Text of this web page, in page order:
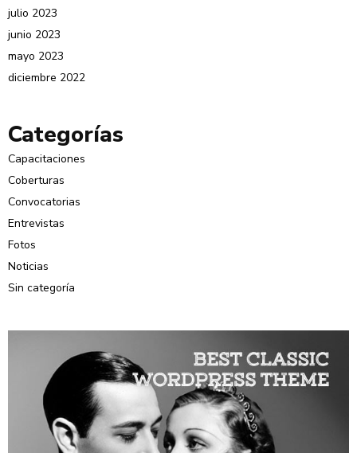
julio 2023
junio 2023
mayo 2023
diciembre 2022
Categorías
Capacitaciones
Coberturas
Convocatorias
Entrevistas
Fotos
Noticias
Sin categoría